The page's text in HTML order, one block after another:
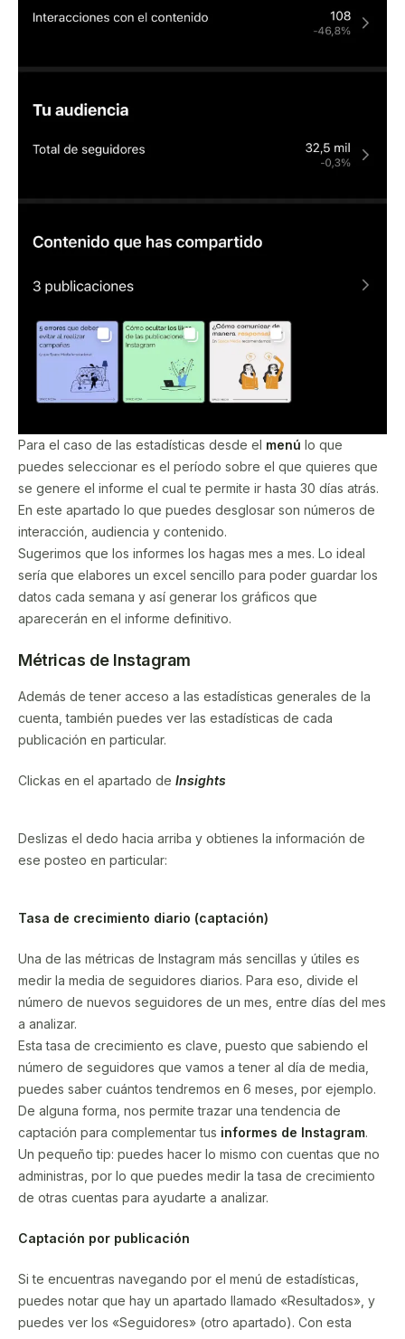
Para el caso de las estadísticas desde el menú lo que
puedes seleccionar es el período sobre el que quieres que
se genere el informe el cual te permite ir hasta 30 días atrás.
En este apartado lo que puedes desglosar son números de
interacción, audiencia y contenido.
Sugerimos que los informes los hagas mes a mes. Lo ideal
sería que elabores un excel sencillo para poder guardar los
datos cada semana y así generar los gráficos que
aparecerán en el informe definitivo.
Métricas de Instagram
Además de tener acceso a las estadísticas generales de la
cuenta, también puedes ver las estadísticas de cada
publicación en particular.
Clickas en el apartado de Insights
Deslizas el dedo hacia arriba y obtienes la información de
ese posteo en particular:
Tasa de crecimiento diario (captación)
Una de las métricas de Instagram más sencillas y útiles es
medir la media de seguidores diarios. Para eso, divide el
número de nuevos seguidores de un mes, entre días del mes
a analizar.
Esta tasa de crecimiento es clave, puesto que sabiendo el
número de seguidores que vamos a tener al día de media,
puedes saber cuántos tendremos en 6 meses, por ejemplo.
De alguna forma, nos permite trazar una tendencia de
captación para complementar tus informes de Instagram.
Un pequeño tip: puedes hacer lo mismo con cuentas que no
administras, por lo que puedes medir la tasa de crecimiento
de otras cuentas para ayudarte a analizar.
Captación por publicación
Si te encuentras navegando por el menú de estadísticas,
puedes notar que hay un apartado llamado «Resultados», y
puedes ver los «Seguidores» (otro apartado). Con esta